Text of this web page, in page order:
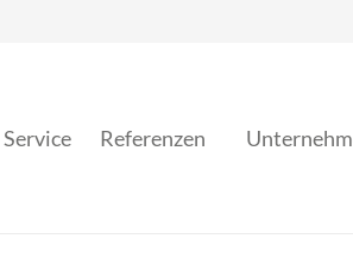
Service Referenzen